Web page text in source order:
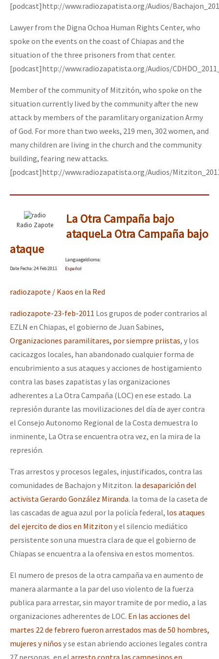
[podcast]http://www.radiozapatista.org/Audios/
Lawyer from the Digna Ochoa Human Rights Center, who
spoke on the events on the coast of Chiapas and the
situation of the three prisoners from that center.
[podcast]http://www.radiozapatista.org/Audios/
Member of the community of Mitzitón, who spoke on the
situation currently lived by the community after the new
attack by members of the paramlitary organization Army
of God. For more than two weeks, 219 men, 302 women, and
many children are living in the church and the community
building, fearing new attacks.
[podcast]http://www.radiozapatista.org/Audios/
Radio Zapote
La Otra Campaña bajo
ataqueLa Otra Campaña bajo
ataque
DateFecha: 24 Feb 2011
LanguageIdioma:
Español
radiozapote / Kaos en la Red
radiozapote-23-feb-2011 Los grupos de poder contrarios al
EZLN en Chiapas, el gobierno de Juan Sabines,
Organizaciones paramilitares, por siempre priistas, y los
cacicazgos locales, han abandonado cualquier forma de
encubrimiento a sus ataques y acciones de hostigamiento
contra las bases zapatistas y las organizaciones
adherentes a La Otra Campaña (LOC) en ese estado. La
represión durante las movilizaciones del día de ayer contra
el Consejo Autonomo Regional de la Costa demuestra lo
inminente, La Otra se encuentra otra vez, en la mira de la
represión.
Tras arrestos y procesos legales, injustificados, contra las
comunidades de Bachajon y Mitziton. la desaparición del
activista Gerardo González Miranda. la toma de la caseta de
las cascadas de agua azul por la policía federal, los ataques
del ejercito de dios en Mitziton y el silencio mediático
persistente son una muestra clara de que el gobierno de
Chiapas se encuentra a la ofensiva en estos momentos.
El numero de presos de la otra campaña va en aumento de
manera alarmante a la par del uso violento de la fuerza
publica para arrestar, sin mayor tramite de por medio, a las
organizaciones adherentes de LOC. En las acciones del
martes 22 de febrero fueron arrestados mas de 50 hombres,
mujeres y niños y se estan abriendo acciones legales contra
27 personas, en el arresto contra las campesinos en